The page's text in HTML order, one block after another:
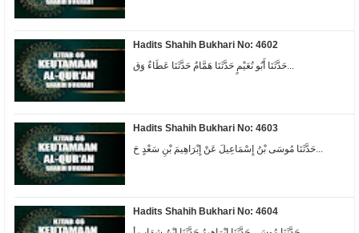
Hadits Shahih Bukhari No: 4602
حَدَّثَنَا أَبُو نُعَيْمٍ حَدَّثَنَا هَمَّامٌ حَدَّثَنَا عَطَاءٌ وَق...
Hadits Shahih Bukhari No: 4603
حَدَّثَنَا مُوسَى بْنُ إِسْمَاعِيلَ عَنْ إِبْرَاهِيمَ بْنِ سَعْدٍ حَ...
Hadits Shahih Bukhari No: 4604